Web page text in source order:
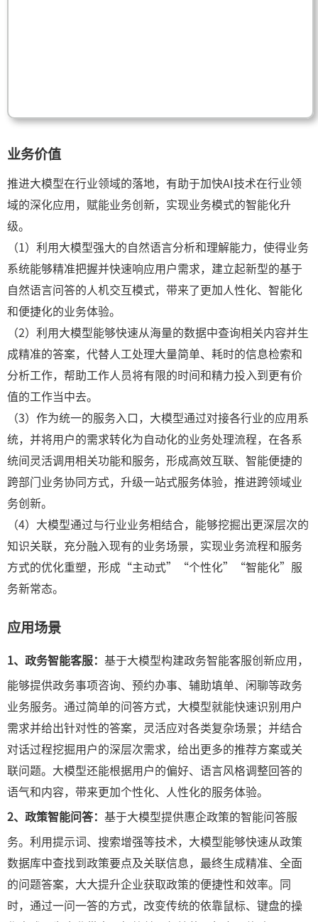
业务价值
推进大模型在行业领域的落地，有助于加快AI技术在行业领
域的深化应用，赋能业务创新，实现业务模式的智能化升
级。
（1）利用大模型强大的自然语言分析和理解能力，使得业务
系统能够精准把握并快速响应用户需求，建立起新型的基于
自然语言问答的人机交互模式，带来了更加人性化、智能化
和便捷化的业务体验。
（2）利用大模型能够快速从海量的数据中查询相关内容并生
成精准的答案，代替人工处理大量简单、耗时的信息检索和
分析工作，帮助工作人员将有限的时间和精力投入到更有价
值的工作当中去。
（3）作为统一的服务入口，大模型通过对接各行业的应用系
统，并将用户的需求转化为自动化的业务处理流程，在各系
统间灵活调用相关功能和服务，形成高效互联、智能便捷的
跨部门业务协同方式，升级一站式服务体验，推进跨领域业
务创新。
（4）大模型通过与行业业务相结合，能够挖掘出更深层次的
知识关联，充分融入现有的业务场景，实现业务流程和服务
方式的优化重塑，形成“主动式”“个性化”“智能化”服
务新常态。
应用场景
1、政务智能客服： 基于大模型构建政务智能客服创新应用，
能够提供政务事项咨询、预约办事、辅助填单、闲聊等政务
业务服务。通过简单的问答方式，大模型就能快速识别用户
需求并给出针对性的答案，灵活应对各类复杂场景；并结合
对话过程挖掘用户的深层次需求，给出更多的推荐方案或关
联问题。大模型还能根据用户的偏好、语言风格调整回答的
语气和内容，带来更加个性化、人性化的服务体验。
2、政策智能问答： 基于大模型提供惠企政策的智能问答服
务。利用提示词、搜索增强等技术，大模型能够快速从政策
数据库中查找到政策要点及关联信息，最终生成精准、全面
的问题答案，大大提升企业获取政策的便捷性和效率。同
时，通过一问一答的方式，改变传统的依靠鼠标、键盘的操